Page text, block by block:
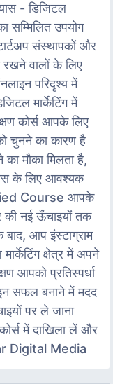
- डिजिटल
सम्मिलित उपयोग
संस्थापकों और
रखने वालों के लिए
परिदृश्य में
मार्केटिंग में
कोर्स आपके लिए
चुनने का कारण है
मौका मिलता है,
के लिए आवश्यक
Course आपके
नई ऊँचाइयों तक
आप इंस्टाग्राम
क्षेत्र में अपने
आपको प्रतिस्पर्धा
सफल बनाने में मदद
पर ले जाना
में दाखिला लें और
Digital Media